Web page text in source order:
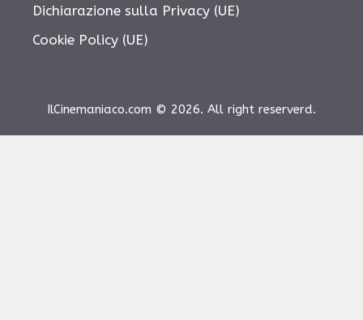
Dichiarazione sulla Privacy (UE)
Cookie Policy (UE)
IlCinemaniaco.com © 2026. All right reserverd.